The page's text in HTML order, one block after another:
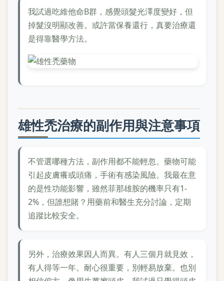
我試過吃維他命B群，感覺頭髮光澤度變好，但
掉髮沒明顯改善。或許當保養還行，真要治療還
是得靠醫學方法。
雄性禿治療的副作用與注意事項
不管選哪種方法，副作用都不能輕忽。藥物可能
引起皮膚癢或頭痛，手術有感染風險。我最在意
的是性功能影響，雖然菲那雄胺的機率只有1-
2%，但誰想賭？用藥前和醫生充分討論，定期
追蹤比較安全。
另外，治療效果因人而異。有人三個月就見效，
有人得等一年。耐心很重要，別輕易放棄。也別